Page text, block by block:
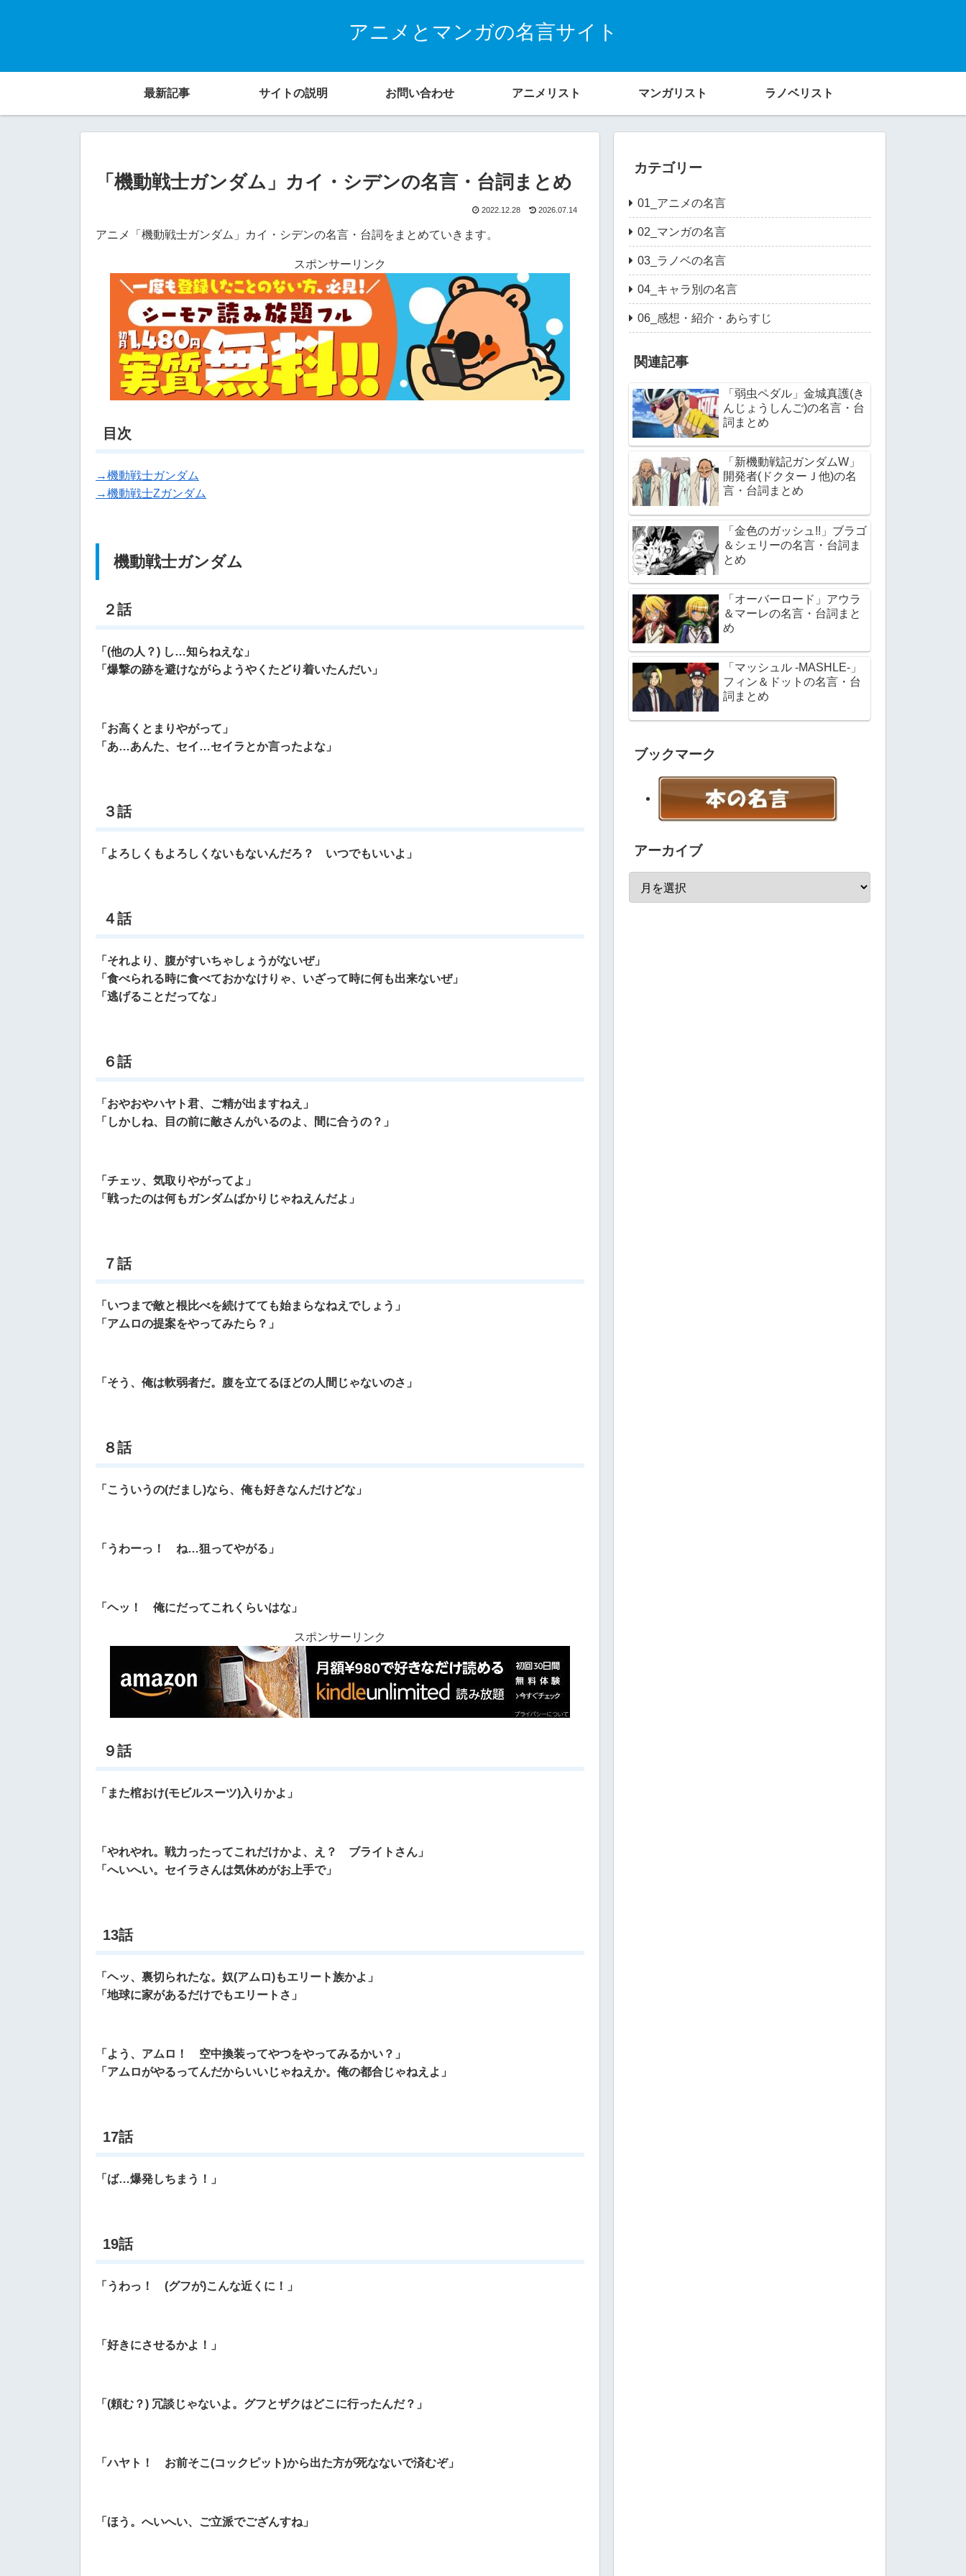
アニメとマンガの名言サイト
最新記事 サイトの説明 お問い合わせ アニメリスト マンガリスト ラノベリスト
「機動戦士ガンダム」カイ・シデンの名言・台詞まとめ
2022.12.28 2026.07.14
アニメ「機動戦士ガンダム」カイ・シデンの名言・台詞をまとめていきます。
スポンサーリンク
目次
→機動戦士ガンダム
→機動戦士Zガンダム
機動戦士ガンダム
２話
「(他の人？) し…知らねえな」
「爆撃の跡を避けながらようやくたどり着いたんだい」
「お高くとまりやがって」
「あ…あんた、セイ…セイラとか言ったよな」
３話
「よろしくもよろしくないもないんだろ？ いつでもいいよ」
４話
「それより、腹がすいちゃしょうがないぜ」
「 食べられる時に食べておかなけりゃ、いざって時に何も出来ないぜ」
「 逃げることだってな」
６話
「おやおやハヤト君、ご精が出ますねえ」
「しかしね、目の前に敵さんがいるのよ、間に合うの？」
「チェッ、気取りやがってよ」
「戦ったのは何もガンダムばかりじゃねえんだよ」
７話
「いつまで敵と根比べを続けてても始まらなねえでしょう」
「アムロの提案をやってみたら？」
「そう、俺は軟弱者だ。腹を立てるほどの人間じゃないのさ」
８話
「こういうの(だまし)なら、俺も好きなんだけどな」
「うわーっ！ ね…狙ってやがる」
「ヘッ！ 俺にだってこれくらいはな」
スポンサーリンク
９話
「また棺おけ(モビルスーツ)入りかよ」
「やれやれ。戦力ったってこれだけかよ、え？ ブライトさん」
「へいへい。セイラさんは気休めがお上手で」
13話
「ヘッ、裏切られたな。奴(アムロ)もエリート族かよ」
「地球に家があるだけでもエリートさ」
「よう、アムロ！ 空中換装ってやつをやってみるかい？」
「アムロがやるってんだからいいじゃねえか。俺の都合じゃねえよ」
17話
「ば…爆発しちまう！」
19話
「うわっ！ (グフが)こんな近くに！」
「好きにさせるかよ！」
「(頼む？) 冗談じゃないよ。グフとザクはどこに行ったんだ？」
「ハヤト！ お前そこ(コックピット)から出た方が死なないで済むぞ」
「ほう。へいへい、ご立派でござんすね」
カテゴリー
01_アニメの名言
02_マンガの名言
03_ラノベの名言
04_キャラ別の名言
06_感想・紹介・あらすじ
関連記事
「弱虫ペダル」金城真護(き
んじょうしんご)の名言・台
詞まとめ
「新機動戦記ガンダムW」
開発者(ドクターＪ他)の名
言・台詞まとめ
「金色のガッシュ!!」ブラゴ
＆シェリーの名言・台詞ま
とめ
「オーバーロード」アウラ
＆マーレの名言・台詞まと
め
「マッシュル -MASHLE-」
フィン＆ドットの名言・台
詞まとめ
ブックマーク
アーカイブ